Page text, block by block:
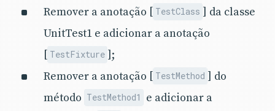
Remover a anotação [ TestClass ] da classe
UnitTest1 e adicionar a anotação
[ TestFixture ];
Remover a anotação [ TestMethod ] do
método TestMethod1
e adicionar a